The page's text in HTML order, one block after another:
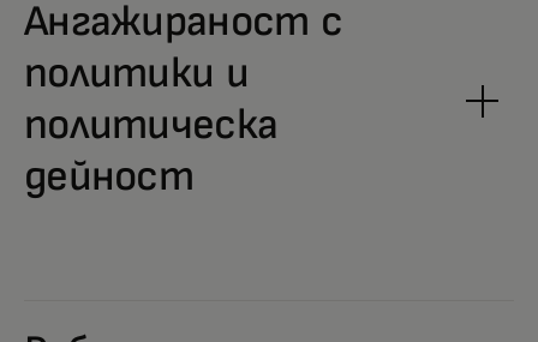
Ангажираност с
политики и
политическа
дейност